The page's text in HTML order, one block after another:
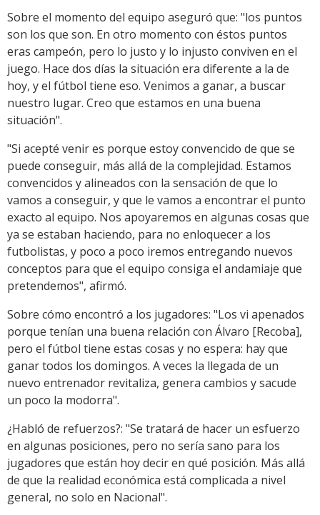
Sobre el momento del equipo aseguró que: "los puntos
son los que son. En otro momento con éstos puntos
eras campeón, pero lo justo y lo injusto conviven en el
juego. Hace dos días la situación era diferente a la de
hoy, y el fútbol tiene eso. Venimos a ganar, a buscar
nuestro lugar. Creo que estamos en una buena
situación".
"Si acepté venir es porque estoy convencido de que se
puede conseguir, más allá de la complejidad. Estamos
convencidos y alineados con la sensación de que lo
vamos a conseguir, y que le vamos a encontrar el punto
exacto al equipo. Nos apoyaremos en algunas cosas que
ya se estaban haciendo, para no enloquecer a los
futbolistas, y poco a poco iremos entregando nuevos
conceptos para que el equipo consiga el andamiaje que
pretendemos", afirmó.
Sobre cómo encontró a los jugadores: "Los vi apenados
porque tenían una buena relación con Álvaro [Recoba],
pero el fútbol tiene estas cosas y no espera: hay que
ganar todos los domingos. A veces la llegada de un
nuevo entrenador revitaliza, genera cambios y sacude
un poco la modorra".
¿Habló de refuerzos?: "Se tratará de hacer un esfuerzo
en algunas posiciones, pero no sería sano para los
jugadores que están hoy decir en qué posición. Más allá
de que la realidad económica está complicada a nivel
general, no solo en Nacional".